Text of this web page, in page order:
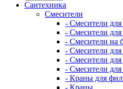
Сантехника
Смесители
- Смесители
- Смесители
- Смесители на
- Смесители
- Смесители
- Смесители для
- Краны для
- Краны